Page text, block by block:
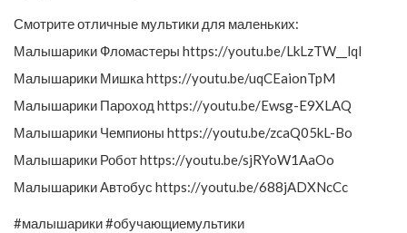
Смотрите отличные мультики для маленьких:
Малышарики Фломастеры https://youtu.be/LkLzTW__lqI
Малышарики Мишка https://youtu.be/uqCEaionTpM
Малышарики Пароход https://youtu.be/Ewsg-E9XLAQ
Малышарики Чемпионы https://youtu.be/zcaQ05kL-Bo
Малышарики Робот https://youtu.be/sjRYoW1AaOo
Малышарики Автобус https://youtu.be/688jADXNcCc
#малышарики #обучающиемультики